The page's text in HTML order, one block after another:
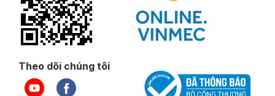
Theo dõi chúng tôi